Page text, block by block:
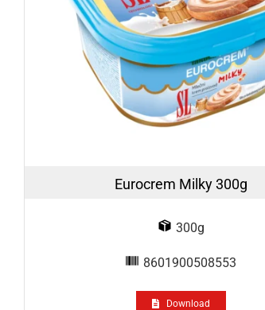
Eurocrem Milky 300g
300g
8601900508553
Download